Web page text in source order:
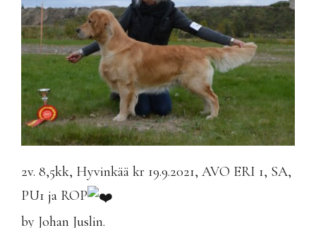
2v. 8,5kk, Hyvinkää kr 19.9.2021, AVO ERI 1, SA,
PU1 ja ROP
by Johan Juslin.